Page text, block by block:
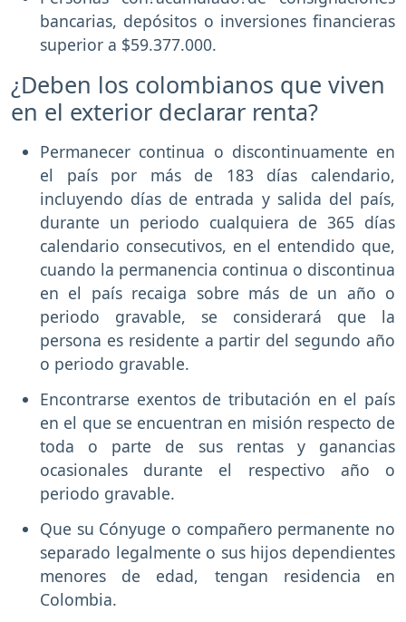
bancarias, depósitos o inversiones financieras
superior a $59.377.000.
¿Deben los colombianos que viven
en el exterior declarar renta?
Permanecer continua o discontinuamente en
el país por más de 183 días calendario,
incluyendo días de entrada y salida del país,
durante un periodo cualquiera de 365 días
calendario consecutivos, en el entendido que,
cuando la permanencia continua o discontinua
en el país recaiga sobre más de un año o
periodo gravable, se considerará que la
persona es residente a partir del segundo año
o periodo gravable.
Encontrarse exentos de tributación en el país
en el que se encuentran en misión respecto de
toda o parte de sus rentas y ganancias
ocasionales durante el respectivo año o
periodo gravable.
Que su Cónyuge o compañero permanente no
separado legalmente o sus hijos dependientes
menores de edad, tengan residencia en
Colombia.